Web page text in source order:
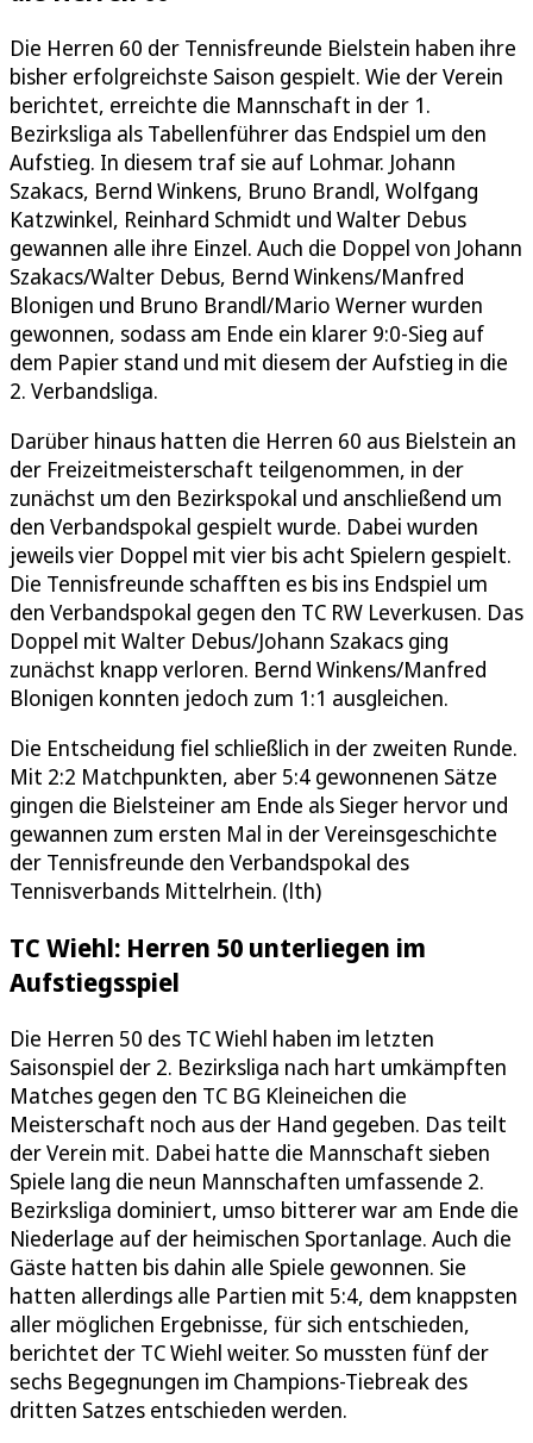
Die Herren 60 der Tennisfreunde Bielstein haben ihre
bisher erfolgreichste Saison gespielt. Wie der Verein
berichtet, erreichte die Mannschaft in der 1.
Bezirksliga als Tabellenführer das Endspiel um den
Aufstieg. In diesem traf sie auf Lohmar. Johann
Szakacs, Bernd Winkens, Bruno Brandl, Wolfgang
Katzwinkel, Reinhard Schmidt und Walter Debus
gewannen alle ihre Einzel. Auch die Doppel von Johann
Szakacs/Walter Debus, Bernd Winkens/Manfred
Blonigen und Bruno Brandl/Mario Werner wurden
gewonnen, sodass am Ende ein klarer 9:0-Sieg auf
dem Papier stand und mit diesem der Aufstieg in die
2. Verbandsliga.
Darüber hinaus hatten die Herren 60 aus Bielstein an
der Freizeitmeisterschaft teilgenommen, in der
zunächst um den Bezirkspokal und anschließend um
den Verbandspokal gespielt wurde. Dabei wurden
jeweils vier Doppel mit vier bis acht Spielern gespielt.
Die Tennisfreunde schafften es bis ins Endspiel um
den Verbandspokal gegen den TC RW Leverkusen. Das
Doppel mit Walter Debus/Johann Szakacs ging
zunächst knapp verloren. Bernd Winkens/Manfred
Blonigen konnten jedoch zum 1:1 ausgleichen.
Die Entscheidung fiel schließlich in der zweiten Runde.
Mit 2:2 Matchpunkten, aber 5:4 gewonnenen Sätze
gingen die Bielsteiner am Ende als Sieger hervor und
gewannen zum ersten Mal in der Vereinsgeschichte
der Tennisfreunde den Verbandspokal des
Tennisverbands Mittelrhein. (lth)
TC Wiehl: Herren 50 unterliegen im
Aufstiegsspiel
Die Herren 50 des TC Wiehl haben im letzten
Saisonspiel der 2. Bezirksliga nach hart umkämpften
Matches gegen den TC BG Kleineichen die
Meisterschaft noch aus der Hand gegeben. Das teilt
der Verein mit. Dabei hatte die Mannschaft sieben
Spiele lang die neun Mannschaften umfassende 2.
Bezirksliga dominiert, umso bitterer war am Ende die
Niederlage auf der heimischen Sportanlage. Auch die
Gäste hatten bis dahin alle Spiele gewonnen. Sie
hatten allerdings alle Partien mit 5:4, dem knappsten
aller möglichen Ergebnisse, für sich entschieden,
berichtet der TC Wiehl weiter. So mussten fünf der
sechs Begegnungen im Champions-Tiebreak des
dritten Satzes entschieden werden.